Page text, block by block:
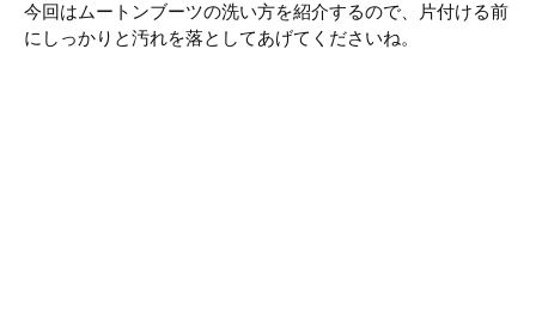
今回はムートンブーツの洗い方を紹介するので、片付ける前
にしっかりと汚れを落としてあげてくださいね。